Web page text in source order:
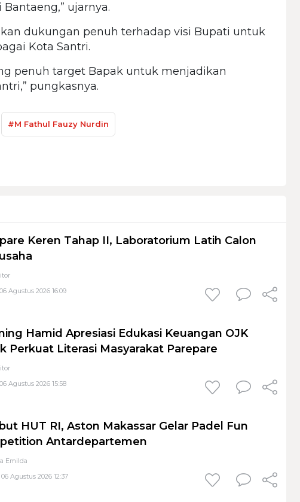
ujarnya.
dukungan penuh terhadap visi Bupati untuk
Kota Santri.
penuh target Bapak untuk menjadikan
pungkasnya.
#M Fathul Fauzy Nurdin
Keren Tahap II, Laboratorium Latih Calon
Agustus 2026 16:09
Hamid Apresiasi Edukasi Keuangan OJK
Perkuat Literasi Masyarakat Parepare
Agustus 2026 15:58
HUT RI, Aston Makassar Gelar Padel Fun
Antardepartemen
Emilda
Agustus 2026 12:37